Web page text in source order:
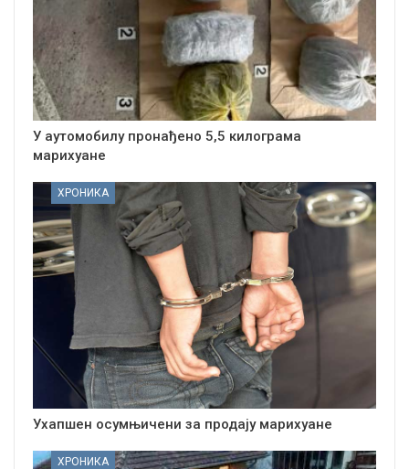
У аутомобилу пронађено 5,5 килограма
марихуане
ХРОНИКА
Ухапшен осумњичени за продају марихуане
ХРОНИКА